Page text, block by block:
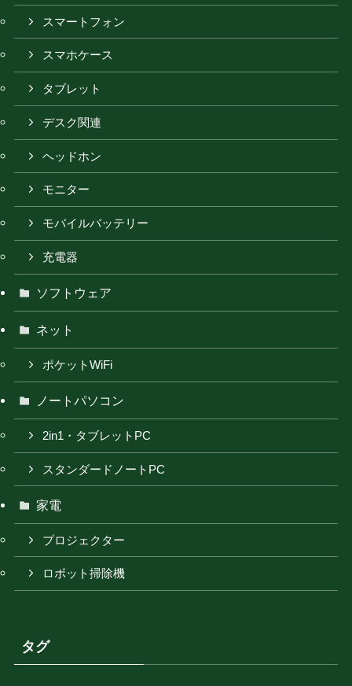
スマートフォン
スマホケース
タブレット
デスク関連
ヘッドホン
モニター
モバイルバッテリー
充電器
ソフトウェア
ネット
ポケットWiFi
ノートパソコン
2in1・タブレットPC
スタンダードノートPC
家電
プロジェクター
ロボット掃除機
タグ